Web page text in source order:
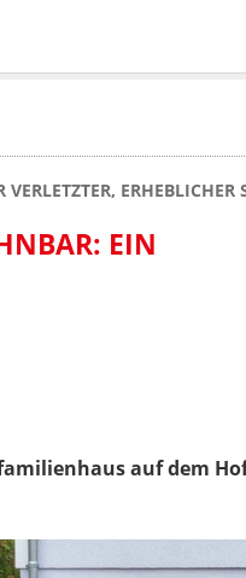
ERHEBLICHER
EIN
auf dem